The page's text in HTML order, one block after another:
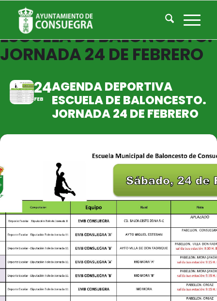
AGENDA DEPORTIVA
ESCUELA DE BALONCESTO.
JORNADA 24 DE FEBRERO
24
FEB
AGENDA DEPORTIVA
ESCUELA DE BALONCESTO.
JORNADA 24 DE FEBRERO